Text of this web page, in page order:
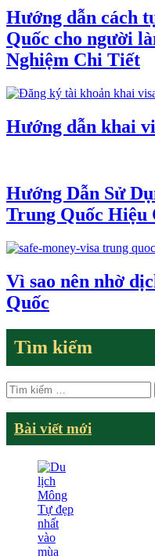
Hướng dẫn cách
Quốc cho người
Nghiệm Chi Tiết
Hướng dẫn khai
Hướng Dẫn Sử
Trung Quốc Hiệu
Vì sao nên nhờ
Quốc
Tìm kiếm
Tìm
kiếm
cho:
Bài viết mới